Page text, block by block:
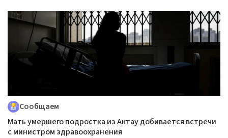
Сообщаем
Мать умершего подростка из Актау добивается встречи
с министром здравоохранения